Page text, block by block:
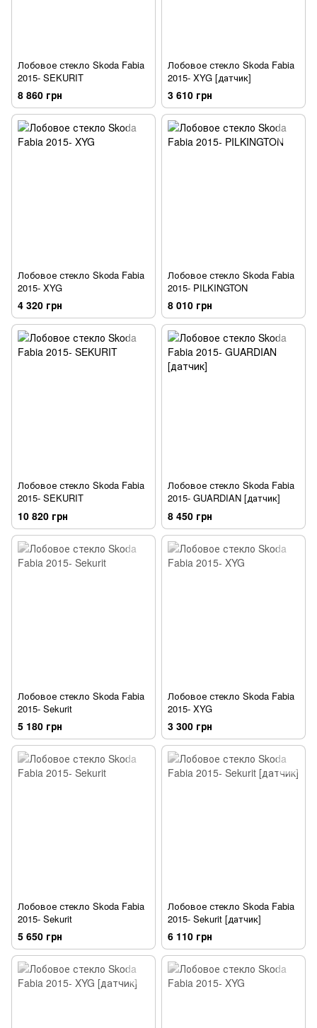
Лобовое стекло Skoda Fabia
2015- SEKURIT
8 860 грн
Лобовое стекло Skoda Fabia
2015- XYG [датчик]
3 610 грн
Лобовое стекло Skoda Fabia
2015- XYG
4 320 грн
Лобовое стекло Skoda Fabia
2015- PILKINGTON
8 010 грн
Лобовое стекло Skoda Fabia
2015- SEKURIT
10 820 грн
Лобовое стекло Skoda Fabia
2015- GUARDIAN [датчик]
8 450 грн
Лобовое стекло Skoda Fabia
2015- Sekurit
5 180 грн
Лобовое стекло Skoda Fabia
2015- XYG
3 300 грн
Лобовое стекло Skoda Fabia
2015- Sekurit
5 650 грн
Лобовое стекло Skoda Fabia
2015- Sekurit [датчик]
6 110 грн